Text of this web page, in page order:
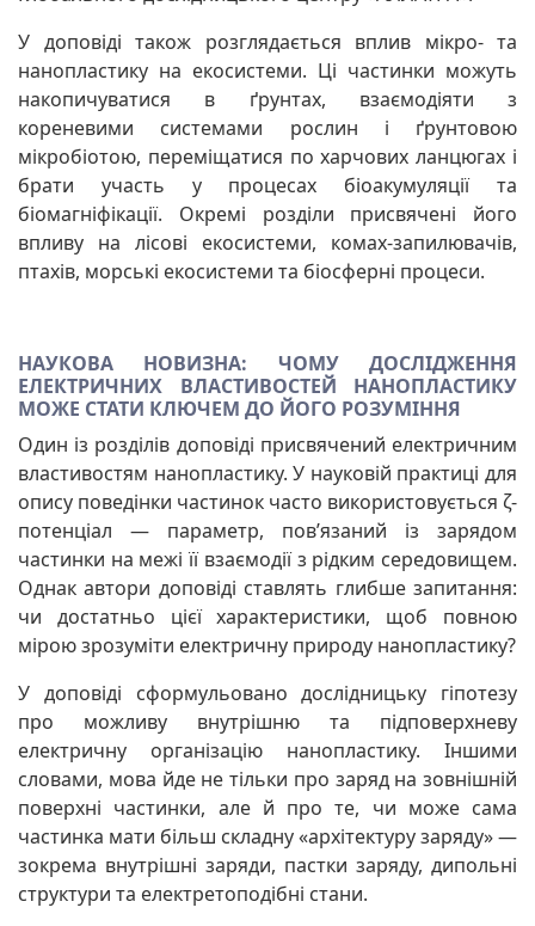
У доповіді також розглядається вплив мікро- та
нанопластику на екосистеми. Ці частинки можуть
накопичуватися в ґрунтах, взаємодіяти з
кореневими системами рослин і ґрунтовою
мікробіотою, переміщатися по харчових ланцюгах і
брати участь у процесах біоакумуляції та
біомагніфікації. Окремі розділи присвячені його
впливу на лісові екосистеми, комах-запилювачів,
птахів, морські екосистеми та біосферні процеси.
НАУКОВА НОВИЗНА: ЧОМУ ДОСЛІДЖЕННЯ
ЕЛЕКТРИЧНИХ ВЛАСТИВОСТЕЙ НАНОПЛАСТИКУ
МОЖЕ СТАТИ КЛЮЧЕМ ДО ЙОГО РОЗУМІННЯ
Один із розділів доповіді присвячений електричним
властивостям нанопластику. У науковій практиці для
опису поведінки частинок часто використовується ζ-
потенціал — параметр, пов’язаний із зарядом
частинки на межі її взаємодії з рідким середовищем.
Однак автори доповіді ставлять глибше запитання:
чи достатньо цієї характеристики, щоб повною
мірою зрозуміти електричну природу нанопластику?
У доповіді сформульовано дослідницьку гіпотезу
про можливу внутрішню та підповерхневу
електричну організацію нанопластику. Іншими
словами, мова йде не тільки про заряд на зовнішній
поверхні частинки, але й про те, чи може сама
частинка мати більш складну «архітектуру заряду» —
зокрема внутрішні заряди, пастки заряду, дипольні
структури та електретоподібні стани.